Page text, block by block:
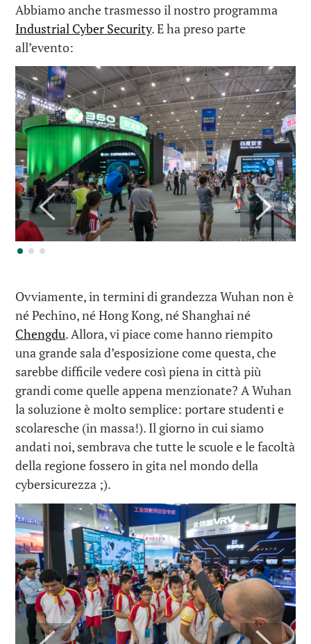
Abbiamo anche trasmesso il nostro programma
Industrial Cyber Security. E ha preso parte
all’evento:
Ovviamente, in termini di grandezza Wuhan non è
né Pechino, né Hong Kong, né Shanghai né
Chengdu. Allora, vi piace come hanno riempito
una grande sala d’esposizione come questa, che
sarebbe difficile vedere così piena in città più
grandi come quelle appena menzionate? A Wuhan
la soluzione è molto semplice: portare studenti e
scolaresche (in massa!). Il giorno in cui siamo
andati noi, sembrava che tutte le scuole e le facoltà
della regione fossero in gita nel mondo della
cybersicurezza ;).